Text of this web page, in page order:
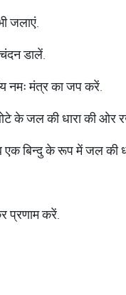
जलाएं.
डालें.
नमः मंत्र का जप करें.
के जल की धारा की ओर
एक बिन्दु के रूप में जल की
प्रणाम करें.